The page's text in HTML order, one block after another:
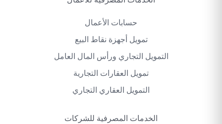
حسابات الأعمال
تمويل أجهزة نقاط البيع
التمويل التجاري ورأس المال العامل
تمويل العقارات التجارية
التمويل العقاري التجاري
الخدمات المصرفية للشركات